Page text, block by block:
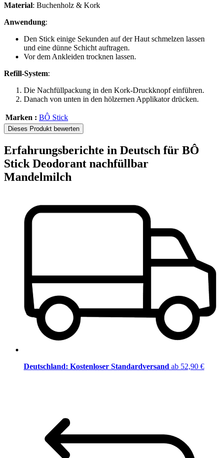
Material: Buchenholz & Kork
Anwendung:
Den Stick einige Sekunden auf der Haut schmelzen lassen
und eine dünne Schicht auftragen.
Vor dem Ankleiden trocknen lassen.
Refill-System:
Die Nachfüllpackung in den Kork-Druckknopf einführen.
Danach von unten in den hölzernen Applikator drücken.
Marken : BÔ Stick
Dieses Produkt bewerten
Erfahrungsberichte in Deutsch für BÔ
Stick Deodorant nachfüllbar
Mandelmilch
Deutschland: Kostenloser Standardversand ab 52,90 €